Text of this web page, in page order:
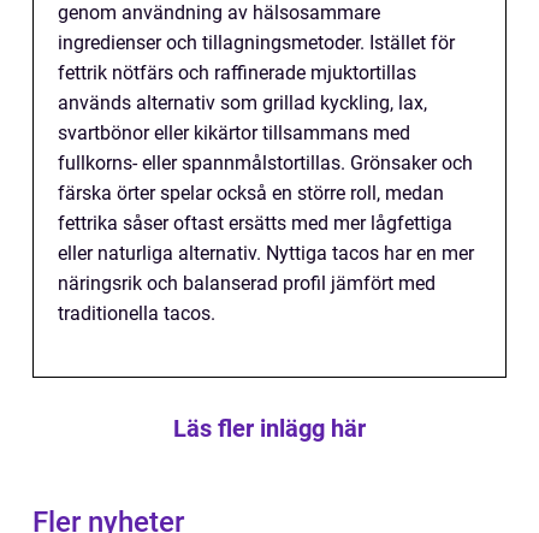
genom användning av hälsosammare
ingredienser och tillagningsmetoder. Istället för
fettrik nötfärs och raffinerade mjuktortillas
används alternativ som grillad kyckling, lax,
svartbönor eller kikärtor tillsammans med
fullkorns- eller spannmålstortillas. Grönsaker och
färska örter spelar också en större roll, medan
fettrika såser oftast ersätts med mer lågfettiga
eller naturliga alternativ. Nyttiga tacos har en mer
näringsrik och balanserad profil jämfört med
traditionella tacos.
Läs fler inlägg här
Fler nyheter